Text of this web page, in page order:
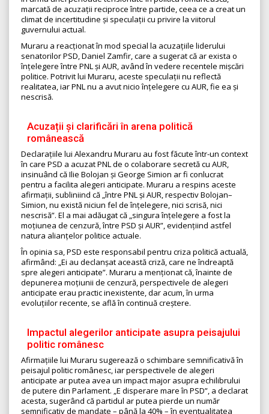
marcată de acuzații reciproce între partide, ceea ce a creat un
climat de incertitudine și speculații cu privire la viitorul
guvernului actual.
Muraru a reacționat în mod special la acuzațiile liderului
senatorilor PSD, Daniel Zamfir, care a sugerat că ar exista o
înțelegere între PNL și AUR, având în vedere recentele mișcări
politice. Potrivit lui Muraru, aceste speculații nu reflectă
realitatea, iar PNL nu a avut nicio înțelegere cu AUR, fie ea și
nescrisă.
Acuzații și clarificări în arena politică
românească
Declarațiile lui Alexandru Muraru au fost făcute într-un context
în care PSD a acuzat PNL de o colaborare secretă cu AUR,
insinuând că Ilie Bolojan și George Simion ar fi conlucrat
pentru a facilita alegeri anticipate. Muraru a respins aceste
afirmații, subliniind că „între PNL și AUR, respectiv Bolojan–
Simion, nu există niciun fel de înțelegere, nici scrisă, nici
nescrisă”. El a mai adăugat că „singura înțelegere a fost la
moțiunea de cenzură, între PSD și AUR”, evidențiind astfel
natura alianțelor politice actuale.
În opinia sa, PSD este responsabil pentru criza politică actuală,
afirmând: „Ei au declanșat această criză, care ne îndreaptă
spre alegeri anticipate”. Muraru a menționat că, înainte de
depunerea moțiunii de cenzură, perspectivele de alegeri
anticipate erau practic inexistente, dar acum, în urma
evoluțiilor recente, se află în continuă creștere.
Impactul alegerilor anticipate asupra peisajului
politic românesc
Afirmațiile lui Muraru sugerează o schimbare semnificativă în
peisajul politic românesc, iar perspectivele de alegeri
anticipate ar putea avea un impact major asupra echilibrului
de putere din Parlament. „E disperare mare în PSD”, a declarat
acesta, sugerând că partidul ar putea pierde un număr
semnificativ de mandate – până la 40% – în eventualitatea